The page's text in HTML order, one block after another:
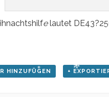
elautet
HINZUFÜGEN +